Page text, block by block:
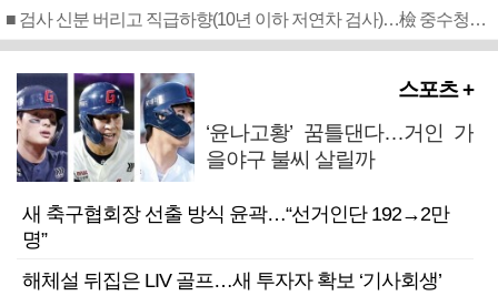
■ 검사 신분 버리고 직급하향(10년 이하 저연차 검사)…檢 중수청행 기피
스포츠 +
‘윤나고황’ 꿈틀댄다…거인 가
을야구 불씨 살릴까
새 축구협회장 선출 방식 윤곽…“선거인단 192→2만
명”
해체설 뒤집은 LIV 골프…새 투자자 확보 ‘기사회생’